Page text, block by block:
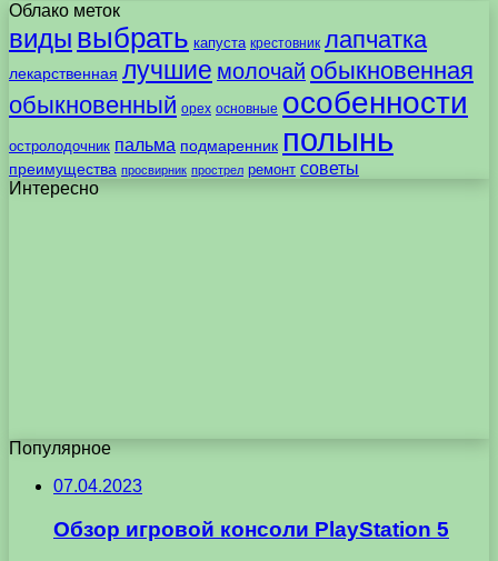
Облако меток
виды выбрать капуста крестовник лапчатка
лекарственная лучшие молочай обыкновенная
обыкновенный орех основные особенности
остролодочник пальма подмаренник полынь
преимущества просвирник прострел ремонт советы
Интересно
Популярное
07.04.2023
Обзор игровой консоли PlayStation 5